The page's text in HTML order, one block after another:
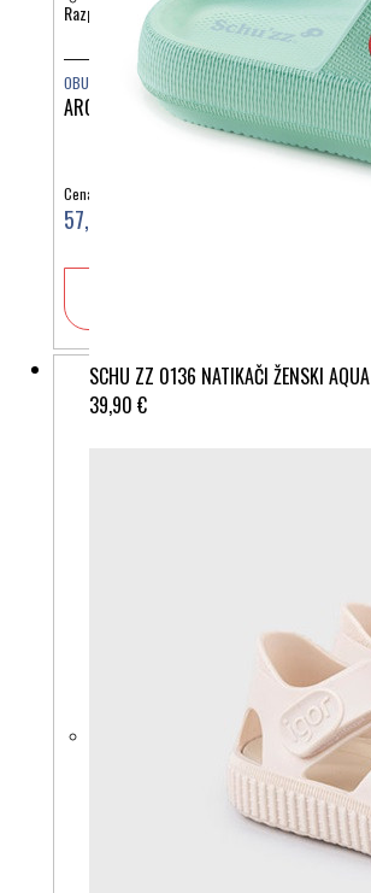
SCHU ZZ 0136 NATIKAČI ŽENSKI AQUA
39,90 €
Razpoložljive barve:
OBUTEV
ARGENTINA SOFT 0133680
Cena:
57,90 €